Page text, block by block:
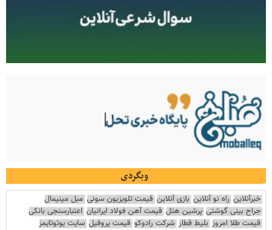
وبگردی
خبرآنلاین راه نو آنلاین بازی آنلاین قیمت تلویزیون سونی مبل مینیمال
جراح بینی گوشتی پرشین هتل قیمت آهن فولاد ایرانیان اعتبارسنجی بانکی
قیمت طلا امروز بلیط قطار شرکت رادوکو قیمت پروفیل سایت یوتوتایمز